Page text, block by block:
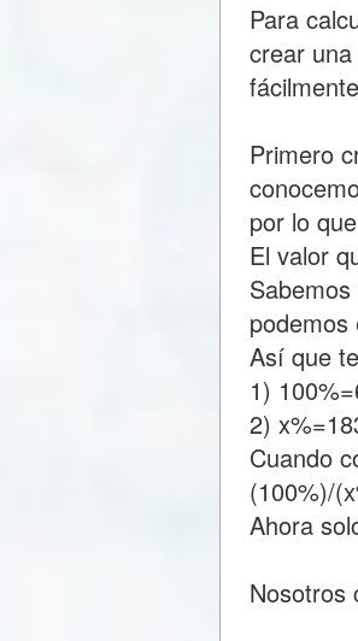
Para
crear
Primero
por lo
El valor
Así que
1)
2)
Cuando
(100%)/
Ahora
Nosotros